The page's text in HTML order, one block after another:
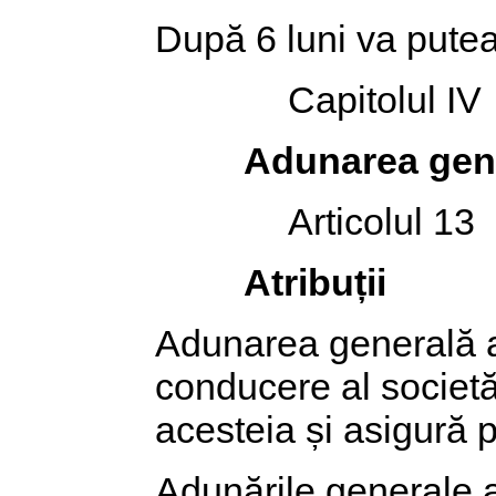
După 6 luni va
Capitolul IV
Adunarea
Articolul 13
Atribuții
Adunarea generală
conducere al
acesteia și asigură